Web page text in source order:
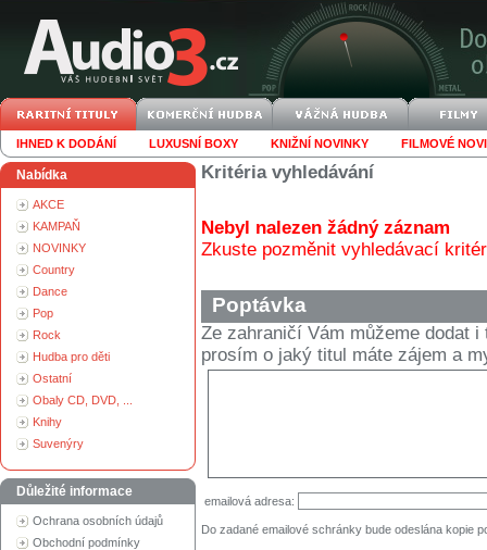
IHNED K DODÁNÍ LUXUSNÍ BOXY KNIŽNÍ NOVINKY FILMOVÉ
Nabídka
AKCE
KAMPAŇ
NOVINKY
Country
Dance
Pop
Rock
Hudba pro děti
Ostatní
Obaly CD, DVD, ...
Knihy
Suvenýry
Důležité informace
Ochrana osobních údajů
Obchodní podmínky
Kritéria vyhledávání
Nebyl nalezen žádný záznam
Zkuste pozměnit vyhledávací
Poptávka
Ze zahraničí Vám můžeme dodat
prosím o jaký titul máte zájem a
emailová adresa:
Do zadané emailové schránky bude odeslána kopie